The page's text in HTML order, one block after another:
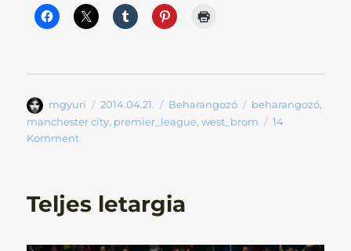
Szerző
mgyuri Közzétéve
2014.04.21. Kategória
Beharangozó Címke
beharangozó,
manchester city, premier_league,west_brom
14
Komment
Teljes letargia